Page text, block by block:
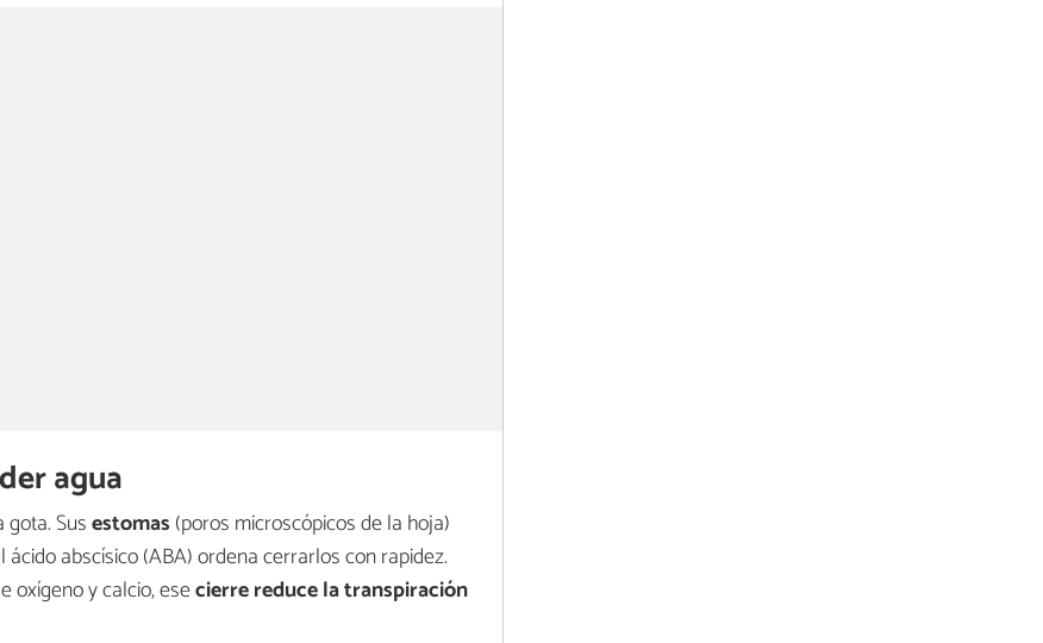
agua
Susestomas (poros microscópicos de la hoja)
abscísico (ABA) ordena cerrarlos con rapidez.
oxígeno y calcio, esecierre reduce la transpiración